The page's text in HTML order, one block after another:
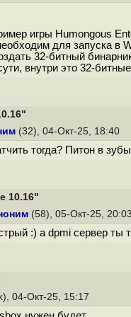
игры Humongous
для запуска в
32-битный
внутри это 32-
(32), 04-Окт-25, 18:40
тогда? Питон в
10.16"
(58), 05-Окт-25, 20:03
:) а dpmi сервер ты
04-Окт-25, 15:17